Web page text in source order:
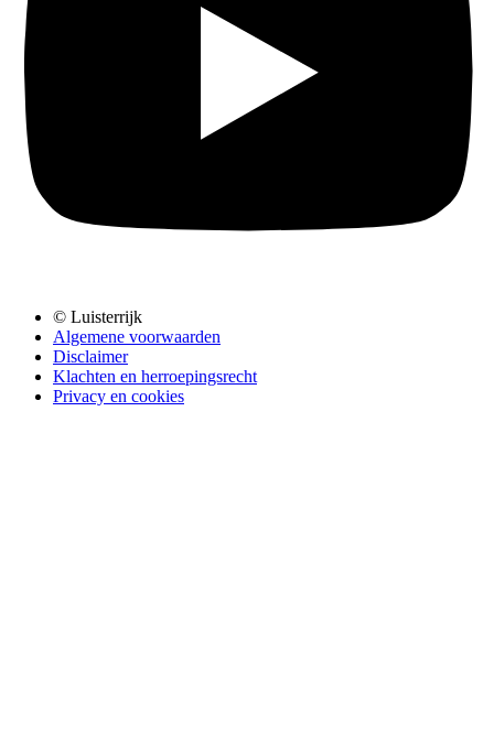
© Luisterrijk
Algemene voorwaarden
Disclaimer
Klachten en herroepingsrecht
Privacy en cookies